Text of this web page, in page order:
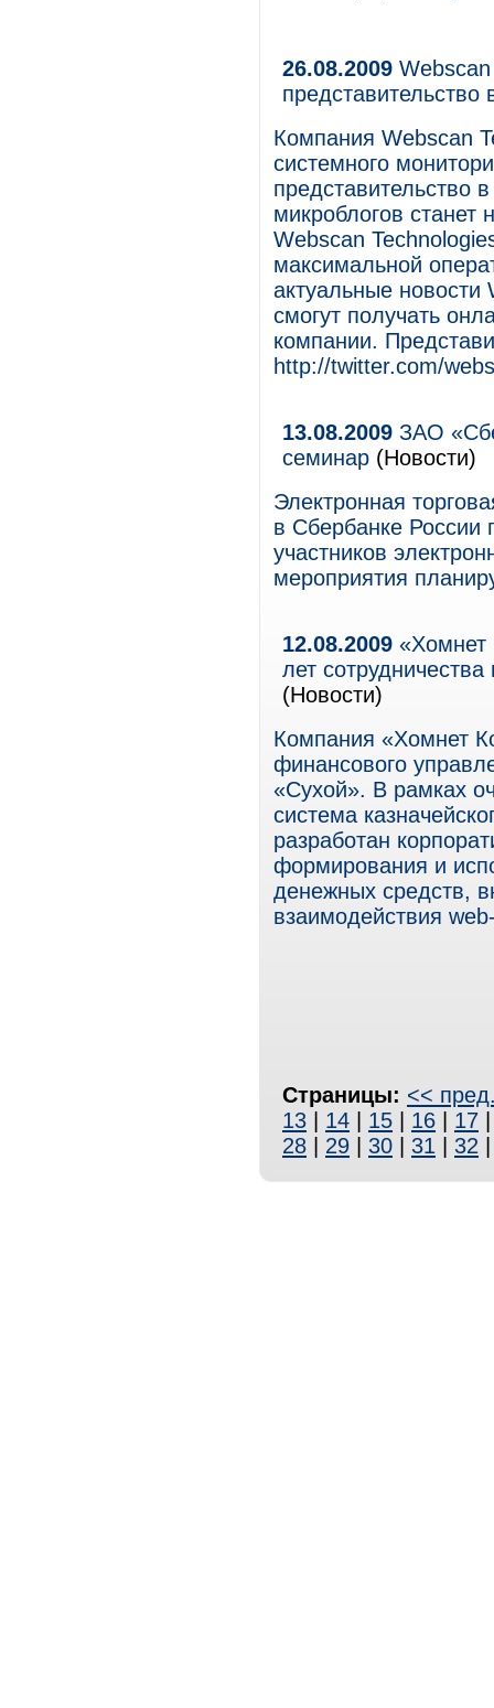
26.08.2009
представительство
Компания Webscan
системного
представительство
микроблогов
Webscan
максимальной
актуальные
смогут получать
компании.
http://twitter.com/
13.08.2009 ЗАО
семинар (Новости)
Электронная
в Сбербанке
участников
мероприятия
12.08.2009 «Хомнет
лет
(Новости)
Компания «Хомнет
финансового
«Сухой». В рамках
система
разработан
формирования и
денежных средств,
взаимодействия
Страницы: <<
13
14 15 16 17
28
29 30 31 32